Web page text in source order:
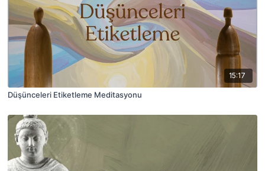
15:17
Düşünceleri Etiketleme Meditasyonu